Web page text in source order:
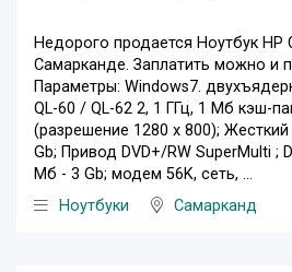
Недорого продается Ноутбук HP
Самарканде. Заплатить можно и
Параметры: Windows7.
QL-60 / QL-62 2, 1 ГГц, 1 Мб кэш-
(разрешение 1280 x 800);
Gb; Привод DVD+/RW SuperMulti ;
Мб - 3 Gb; модем 56K, сеть, ...
Ноутбуки
Самарканд